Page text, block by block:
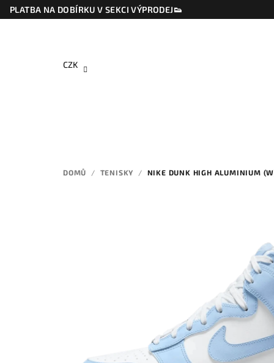
Přejít
na
PLATBA NA DOBÍRKU V SEKCI VÝPRODEJ👟
CZK
DOMŮ / TENISKY / NIKE DUNK HIGH ALUMINIUM